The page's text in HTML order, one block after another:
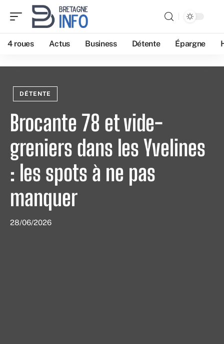
4 roues Actus Business Détente Épargne
DÉTENTE
Brocante 78 et vide-
greniers dans les Yvelines
: les spots à ne pas
manquer
28/06/2026